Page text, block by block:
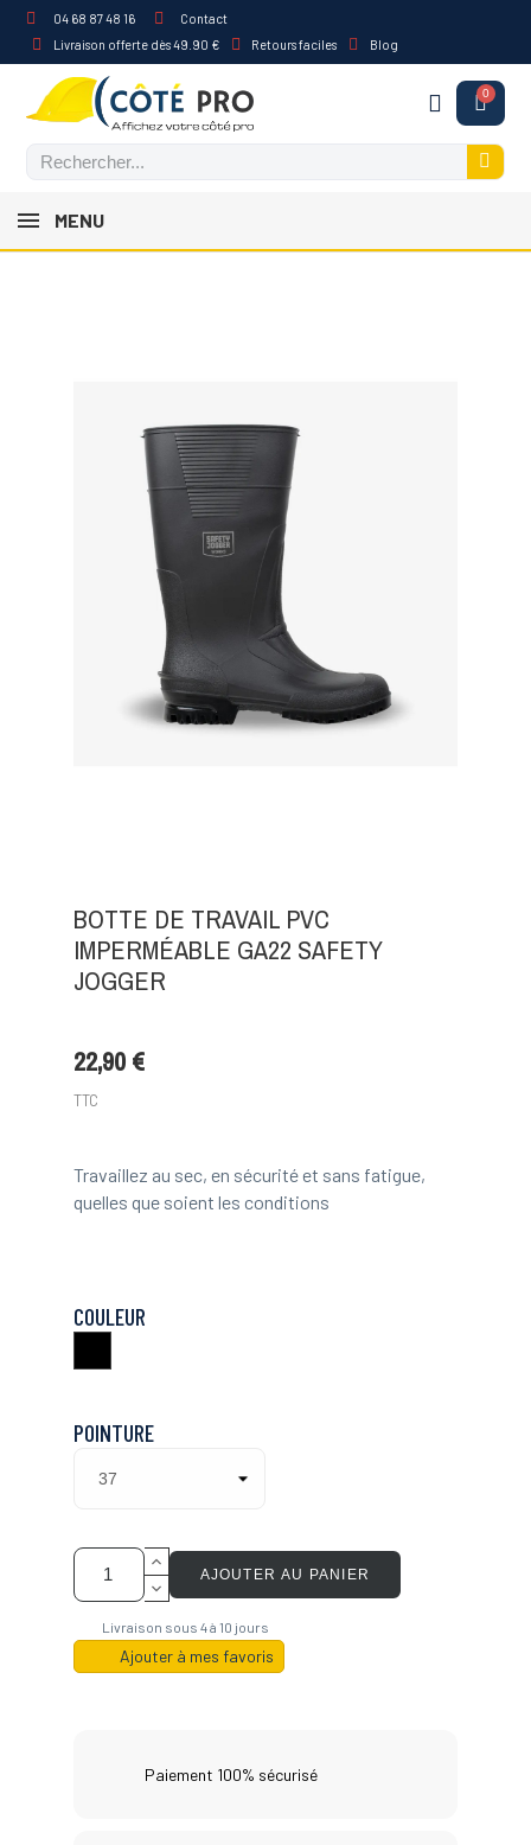
04 68 87 48 16
Contact
Livraison offerte dès 49.90 €
Retours faciles Blog
MENU
BOTTE DE TRAVAIL PVC
IMPERMÉABLE GA22 SAFETY
JOGGER
22,90 €
TTC
Travaillez au sec, en sécurité et sans fatigue,
quelles que soient les conditions
COULEUR
POINTURE
AJOUTER AU PANIER
Livraison sous 4 à 10 jours
Ajouter à mes favoris
Paiement 100% sécurisé